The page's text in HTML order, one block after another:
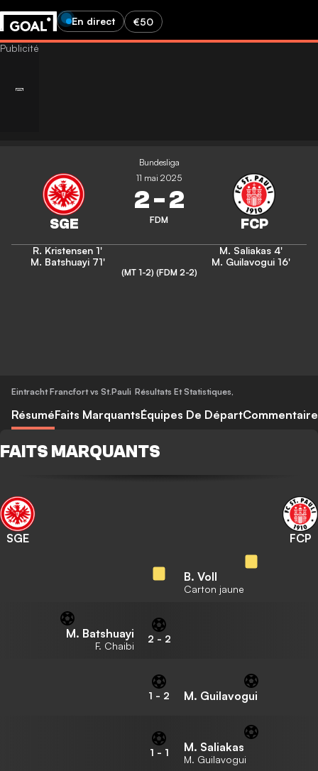
En direct €50
Bundesliga
11 mai 2025
2-2
FDM
R. Kristensen 1'
M. Batshuayi 71'
M. Saliakas 4'
M. Guilavogui 16'
(MT 1-2) (FDM 2-2)
Eintracht Francfort vs St.Pauli Résultats Et Statistiques,
RésuméFaits MarquantsÉquipes De DépartCommentaire
FAITS MARQUANTS
SGE FCP
B. Voll
Carton jaune
M. Batshuayi
F. Chaibi
2 - 2
1 - 2 M. Guilavogui
1 - 1 M. Saliakas
M. Guilavogui